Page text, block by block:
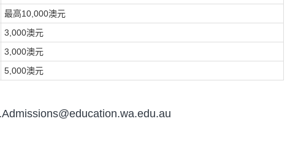
最高10,000澳元
3,000澳元
3,000澳元
5,000澳元